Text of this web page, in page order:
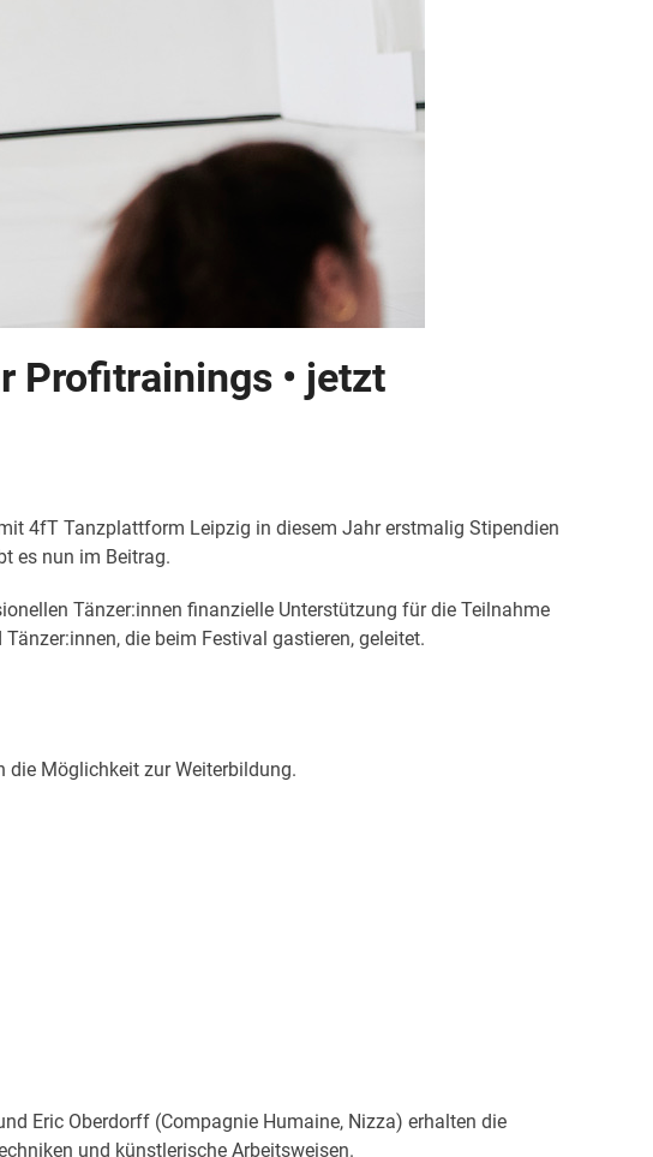
Profitrainings • jetzt
4fT Tanzplattform Leipzig in diesem Jahr erstmalig Stipendien
es nun im Beitrag.
Tänzer:innen finanzielle Unterstützung für die Teilnahme
die beim Festival gastieren, geleitet.
die Möglichkeit zur Weiterbildung.
Eric Oberdorff (Compagnie Humaine, Nizza) erhalten die
und künstlerische Arbeitsweisen.